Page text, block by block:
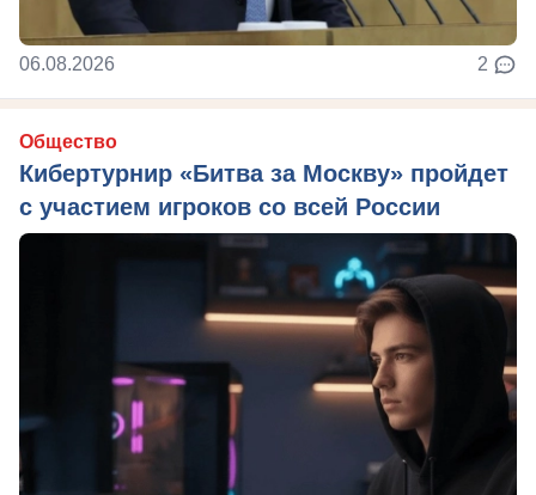
06.08.2026 2
Общество
Кибертурнир «Битва за Москву» пройдет
с участием игроков со всей России